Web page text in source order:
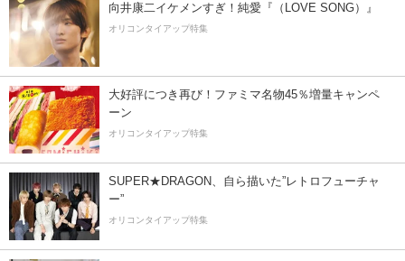
向井康二イケメンすぎ！純愛『（LOVE SONG）』
オリコンタイアップ特集
大好評につき再び！ファミマ名物45％増量キャンペ
ーン
オリコンタイアップ特集
SUPER★DRAGON、自ら描いた”レトロフューチャ
ー”
オリコンタイアップ特集